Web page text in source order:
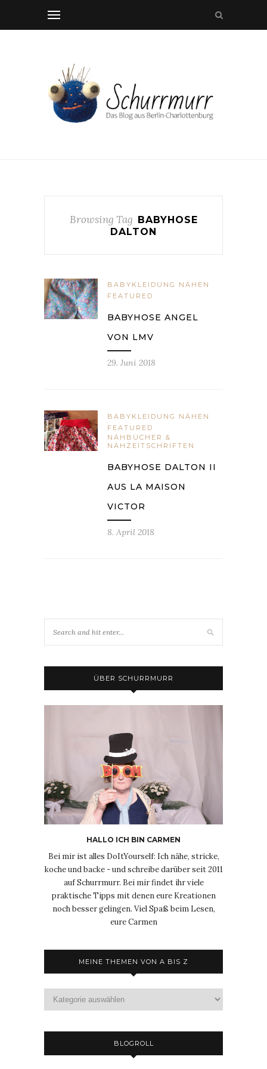
Browsing Tag BABYHOSE
DALTON
BABYKLEIDUNG NÄHEN
FEATURED
BABYHOSE ANGEL
VON LMV
29. Juni 2018
BABYKLEIDUNG NÄHEN
FEATURED
NÄHBÜCHER &
NÄHZEITSCHRIFTEN
BABYHOSE DALTON II
AUS LA MAISON
VICTOR
8. April 2018
ÜBER SCHURRMURR
HALLO ICH BIN CARMEN
Bei mir ist alles DoItYourself: Ich nähe, stricke,
koche und backe - und schreibe darüber seit 2011
auf Schurrmurr. Bei mir findet ihr viele
praktische Tipps mit denen eure Kreationen
noch besser gelingen. Viel Spaß beim Lesen,
eure Carmen
MEINE THEMEN VON A BIS Z
Themen
BLOGROLL